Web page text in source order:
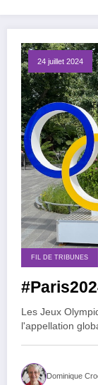
24 juillet 2024
FIL DE TRIBUNES
Les Jeux
l'appellation
Dominique